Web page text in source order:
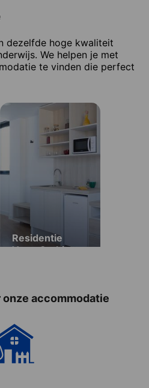
dezelfde hoge kwaliteit
We helpen je met
te vinden die perfect
Residentie
Yugo Garbi
accommodatie